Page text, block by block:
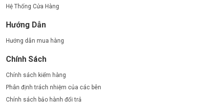
Hệ Thống Cửa Hàng
Hướng Dẫn
Hướng dẫn mua hàng
Chính Sách
Chính sách kiểm hàng
Phân định trách nhiệm của các bên
Chính sách bảo hành đổi trả